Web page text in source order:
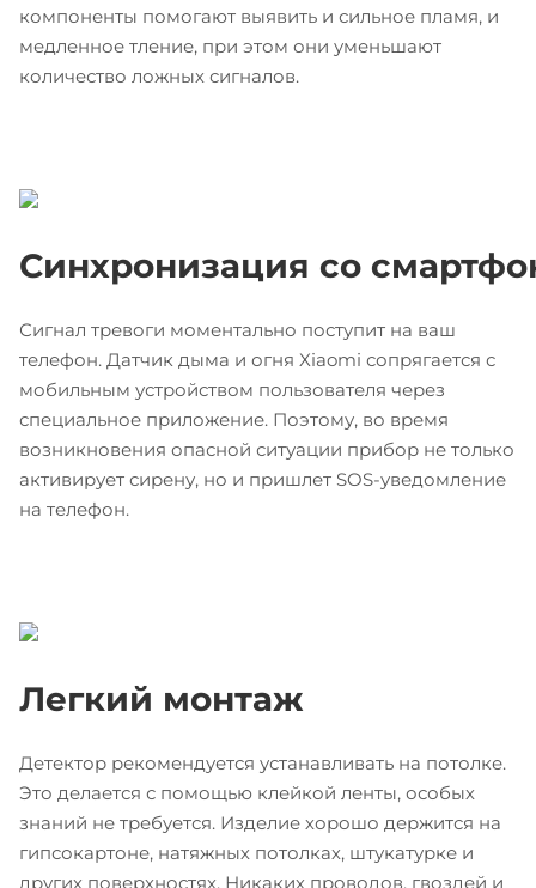
компоненты помогают выявить и сильное пламя, и
медленное тление, при этом они уменьшают
количество ложных сигналов.
Синхронизация со
Сигнал тревоги моментально поступит на ваш
телефон. Датчик дыма и огня Xiaomi сопрягается с
мобильным устройством пользователя через
специальное приложение. Поэтому, во время
возникновения опасной ситуации прибор не только
активирует сирену, но и пришлет SOS-уведомление
на телефон.
Легкий монтаж
Детектор рекомендуется устанавливать на потолке.
Это делается с помощью клейкой ленты, особых
знаний не требуется. Изделие хорошо держится на
гипсокартоне, натяжных потолках, штукатурке и
других поверхностях. Никаких проводов, гвоздей и